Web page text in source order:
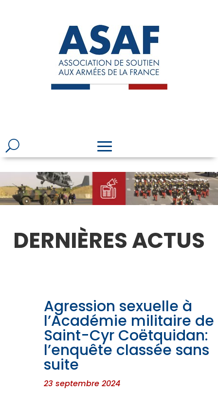
DERNIÈRES ACTUS
Agression sexuelle à
l’Académie militaire de
Saint-Cyr Coëtquidan:
l’enquête classée sans
suite
23 septembre 2024